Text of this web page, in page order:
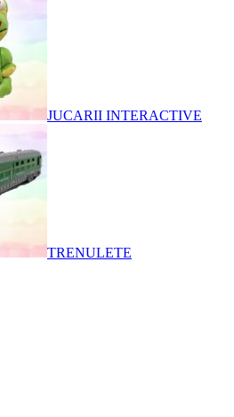
JUCARII INTERACTIVE
TRENULETE